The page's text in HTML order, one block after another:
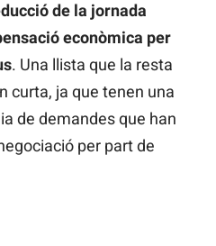
de la jornada
econòmica per
. Una llista que la resta
curta, ja que tenen una
de demandes que han
per part de